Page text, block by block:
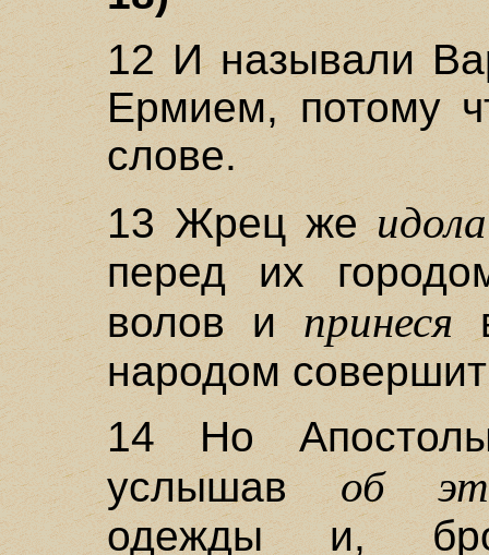
12 И называли
Ермием, потому
слове.
13 Жрец жеидола
перед их
волов и принеся
народом
14 Но
услышавоб
одежды и,